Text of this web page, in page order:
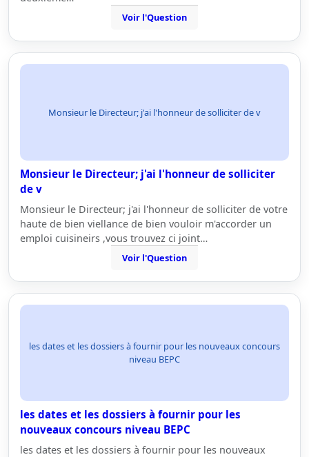
Voir l'Question
Monsieur le Directeur; j'ai l'honneur de solliciter de v
Monsieur le Directeur; j'ai l'honneur de solliciter
de v
Monsieur le Directeur; j'ai l'honneur de solliciter de votre
haute de bien viellance de bien vouloir m'accorder un
emploi cuisineirs ,vous trouvez ci joint…
Voir l'Question
les dates et les dossiers à fournir pour les nouveaux concours
niveau BEPC
les dates et les dossiers à fournir pour les
nouveaux concours niveau BEPC
les dates et les dossiers à fournir pour les nouveaux